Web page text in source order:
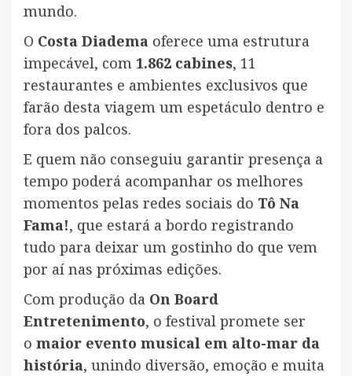
mundo.
O Costa Diadema oferece uma estrutura
impecável, com 1.862 cabines, 11
restaurantes e ambientes exclusivos que
farão desta viagem um espetáculo dentro e
fora dos palcos.
E quem não conseguiu garantir presença a
tempo poderá acompanhar os melhores
momentos pelas redes sociais do Tô Na
Fama!, que estará a bordo registrando
tudo para deixar um gostinho do que vem
por aí nas próximas edições.
Com produção da On Board
Entretenimento, o festival promete ser
o maior evento musical em alto-mar da
história, unindo diversão, emoção e muita